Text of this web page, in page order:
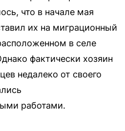
что в начале мая
их на миграционный
в селе
фактически хозяин
недалеко от своего
работами.